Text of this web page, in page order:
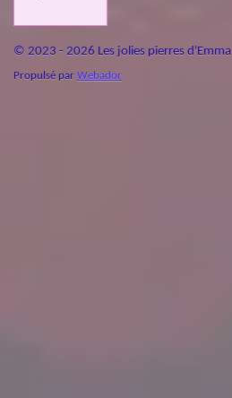
© 2023 - 2026 Les jolies pierres d'Emma
Propulsé par Webador